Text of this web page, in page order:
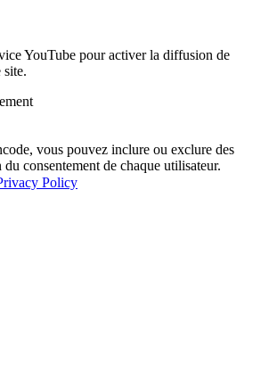
YouTube pour activer la diffusion de
site.
vous pouvez inclure ou exclure des
consentement de chaque utilisateur.
Policy